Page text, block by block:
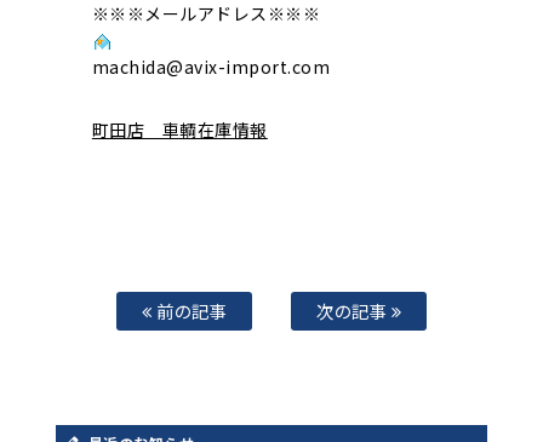
※※※メールアドレス※※※
machida@avix-import.com
町田店 車輌在庫情報
前の記事 次の記事